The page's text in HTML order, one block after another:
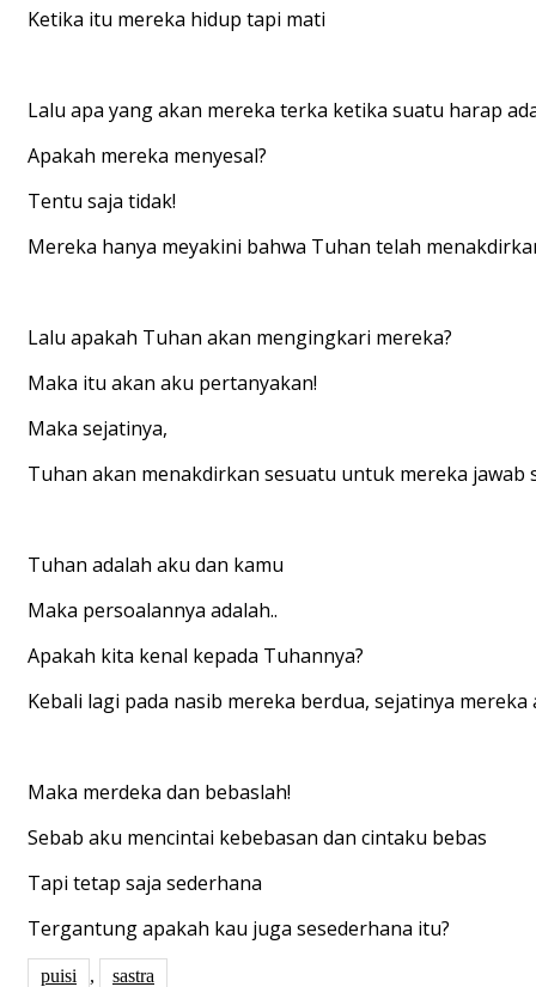
Ketika itu mereka hidup tapi mati
Lalu apa yang akan mereka terka ketika suatu harap
Apakah mereka menyesal?
Tentu saja tidak!
Mereka hanya meyakini bahwa Tuhan telah
Lalu apakah Tuhan akan mengingkari mereka?
Maka itu akan aku pertanyakan!
Maka sejatinya,
Tuhan akan menakdirkan sesuatu untuk mereka jawab
Tuhan adalah aku dan kamu
Maka persoalannya adalah..
Apakah kita kenal kepada Tuhannya?
Kebali lagi pada nasib mereka berdua, sejatinya
Maka merdeka dan bebaslah!
Sebab aku mencintai kebebasan dan cintaku bebas
Tapi tetap saja sederhana
Tergantung apakah kau juga sesederhana itu?
puisi ,
sastra